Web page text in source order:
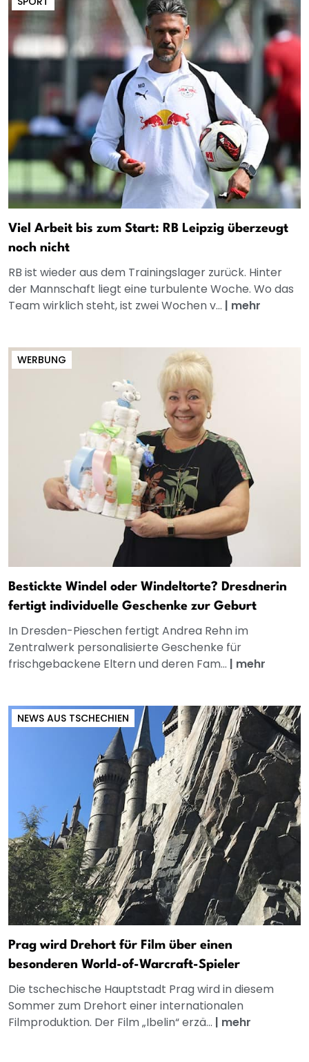
Viel Arbeit bis zum Start: RB Leipzig überzeugt
noch nicht
RB ist wieder aus dem Trainingslager zurück. Hinter
der Mannschaft liegt eine turbulente Woche. Wo das
Team wirklich steht, ist zwei Wochen v... | mehr
WERBUNG
Bestickte Windel oder Windeltorte? Dresdnerin
fertigt individuelle Geschenke zur Geburt
In Dresden-Pieschen fertigt Andrea Rehn im
Zentralwerk personalisierte Geschenke für
frischgebackene Eltern und deren Fam... | mehr
NEWS AUS TSCHECHIEN
Prag wird Drehort für Film über einen
besonderen World-of-Warcraft-Spieler
Die tschechische Hauptstadt Prag wird in diesem
Sommer zum Drehort einer internationalen
Filmproduktion. Der Film „Ibelin“ erzä... | mehr